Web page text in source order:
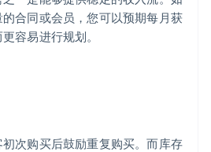
合同或会员，您可以预期每月获
容易进行规划。
次购买后鼓励重复购买。而库存